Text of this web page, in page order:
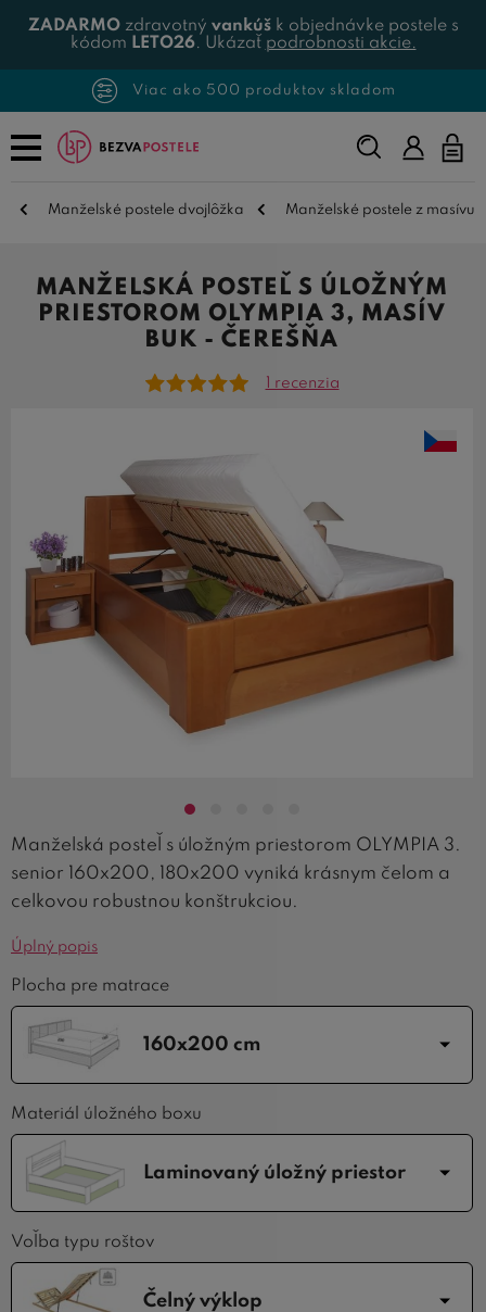
ZADARMOzdravotný vankúšk objednávke postele s
kódom LETO26. Ukázať podrobnosti akcie.
Viac ako 500 produktov skladom
Napíšte,
čo
Manželské postele dvojlôžka Manželské postele z masívu
MANŽELSKÁ POSTEĽ S ÚLOŽNÝM
PRIESTOROM OLYMPIA 3, MASÍV
BUK - ČEREŠŇA
1 recenzia
Manželská posteľ s úložným priestorom OLYMPIA 3.
senior 160x200, 180x200 vyniká krásnym čelom a
celkovou robustnou konštrukciou.
Úplný popis
Plocha pre matrace
160x200 cm
Materiál úložného boxu
Laminovaný úložný priestor
Voľba typu roštov
Čelný výklop